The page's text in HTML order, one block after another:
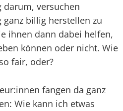
darum, versuchen
billig herstellen zu
ihnen dann dabei helfen,
können oder nicht. Wie
fair, oder?
fangen da ganz
Wie kann ich etwas